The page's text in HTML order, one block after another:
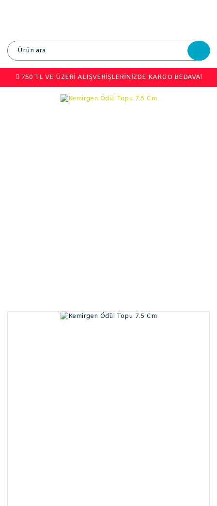
750 TL VE ÜZERİ ALIŞVERİŞLERİNİZDE KARGO BEDAVA!